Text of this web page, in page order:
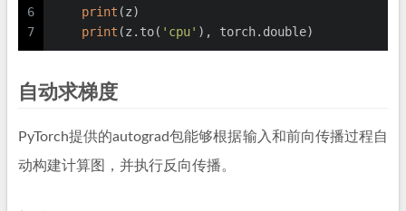
6
7
print (z)
print (z.to( 'cpu' ), torch.double)
自动求梯度
PyTorch提供的autograd包能够根据输入和前向传播过程自
动构建计算图，并执行反向传播。